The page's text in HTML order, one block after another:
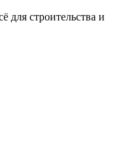
для строительства и